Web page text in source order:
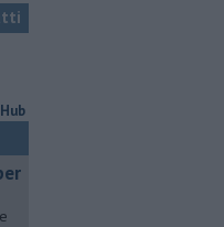
energie rinnovabili nell'ex